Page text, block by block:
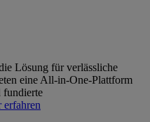
Lösung für verlässliche
eine All-in-One-Plattform
fundierte
erfahren